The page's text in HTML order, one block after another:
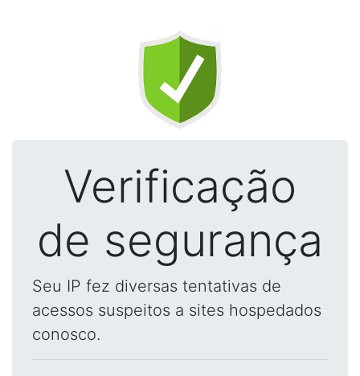
Verificação
de segurança
Seu IP fez diversas tentativas de
acessos suspeitos a sites hospedados
conosco.